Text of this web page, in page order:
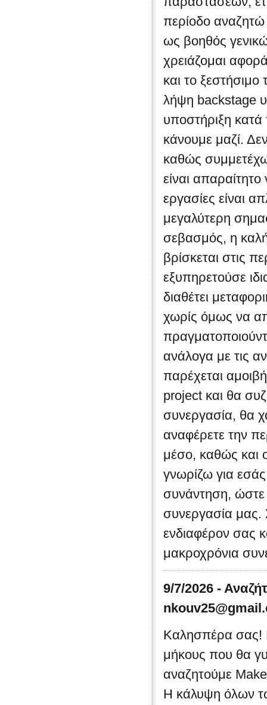
περίοδο
ως βοηθός
χρειάζομαι
και το
λήψη backstage
υποστήριξη
κάνουμε μαζί.
καθώς
είναι
εργασίες είναι
μεγαλύτερη
σεβασμός, η
βρίσκεται στις
εξυπηρετούσε
διαθέτει
χωρίς όμως να
ανάλογα με τις
παρέχεται
project και θα
συνεργασία, θα
αναφέρετε την
μέσο, καθώς και
γνωρίζω για
συνάντηση, ώστε
συνεργασία μας.
ενδιαφέρον σας
μακροχρόνια
9/7/2026 -
Καλησπέρα σας!
μήκους που θα
αναζητούμε
Η κάλυψη όλων